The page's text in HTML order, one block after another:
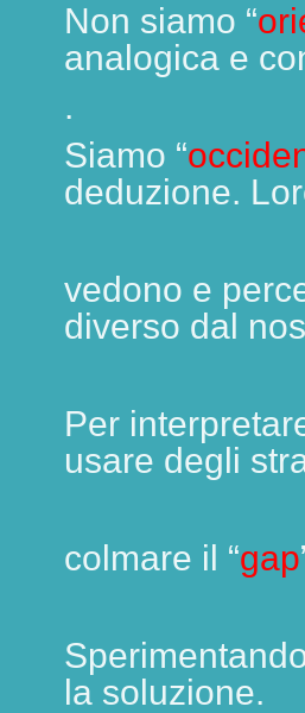
Non siamo “
analogica e
.
Siamo “
deduzione.
vedono e
diverso dal
Per
usare degli
colmare il “gap
la soluzione.